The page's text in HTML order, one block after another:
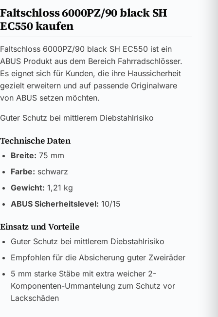
Faltschloss 6000PZ/90 black SH
EC550 kaufen
Faltschloss 6000PZ/90 black SH EC550 ist ein
ABUS Produkt aus dem Bereich Fahrradschlösser.
Es eignet sich für Kunden, die ihre Haussicherheit
gezielt erweitern und auf passende Originalware
von ABUS setzen möchten.
Guter Schutz bei mittlerem Diebstahlrisiko
Technische Daten
Breite: 75 mm
Farbe: schwarz
Gewicht: 1,21 kg
ABUS Sicherheitslevel: 10/15
Einsatz und Vorteile
Guter Schutz bei mittlerem Diebstahlrisiko
Empfohlen für die Absicherung guter Zweiräder
5 mm starke Stäbe mit extra weicher 2-
Komponenten-Ummantelung zum Schutz vor
Lackschäden